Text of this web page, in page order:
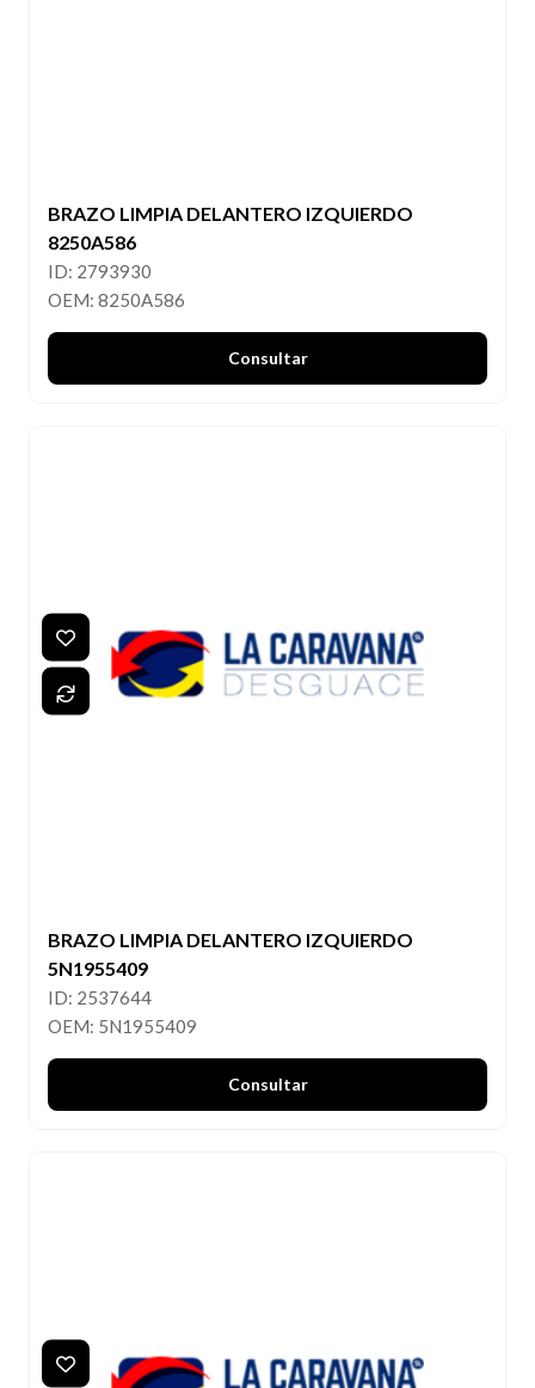
BRAZO LIMPIA DELANTERO IZQUIERDO
8250A586
ID: 2793930
OEM: 8250A586
Consultar
BRAZO LIMPIA DELANTERO IZQUIERDO
5N1955409
ID: 2537644
OEM: 5N1955409
Consultar